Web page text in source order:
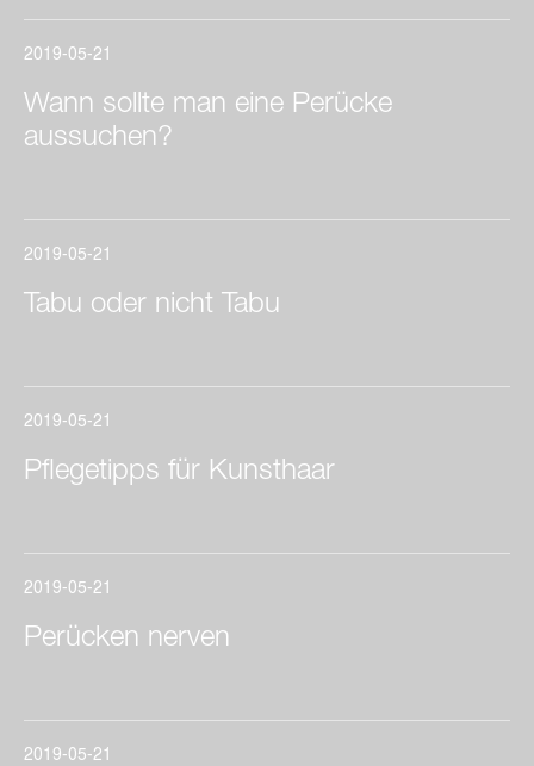
2019-05-21
Wann sollte man eine Perücke
aussuchen?
2019-05-21
Tabu oder nicht Tabu
2019-05-21
Pflegetipps für Kunsthaar
2019-05-21
Perücken nerven
2019-05-21